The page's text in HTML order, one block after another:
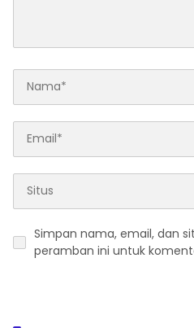
Simpan nama, email, dan
peramban ini untuk